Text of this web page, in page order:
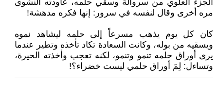
الجزء العلوي من سروالة وسقي حلمه، عاودته النشوى
مره أخرى وقال لنفسه في سرور: إنها فكره مدهشة!
كان كل يوم يذهب مسرعاً إلى حلمه ليشاهد نموه
ويسقيه من بوله، وكانت السعادة تكاد تأخذه وتطير عندما
يرى أوراق حلمه تنمو وتنمو، لكنه تعجب وأخذته الحيرة،
وتساءل: لِمَ أوراق حلمي ليست خضراء؟!